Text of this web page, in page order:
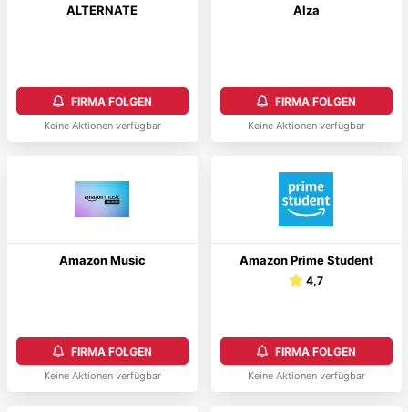
ALTERNATE
FIRMA FOLGEN
Keine Aktionen verfügbar
Alza
FIRMA FOLGEN
Keine Aktionen verfügbar
Amazon Music
FIRMA FOLGEN
Keine Aktionen verfügbar
Amazon Prime Student
4,7
FIRMA FOLGEN
Keine Aktionen verfügbar